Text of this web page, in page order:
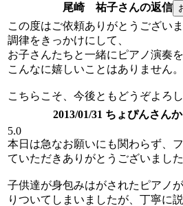
尾崎 祐子さんの返信
この度はご依頼ありがとうございま
調律をきっかけにして、
お子さんたちと一緒にピアノ演奏
こんなに嬉しいことはありません。
こちらこそ、今後ともどうぞよろ
2013/01/31 ちょぴんさん
5.0
本日は急なお願いにも関わらず、
ていただきありがとうございまし
子供達が身包みはがされたピアノ
りついてしまいましたが、丁寧に